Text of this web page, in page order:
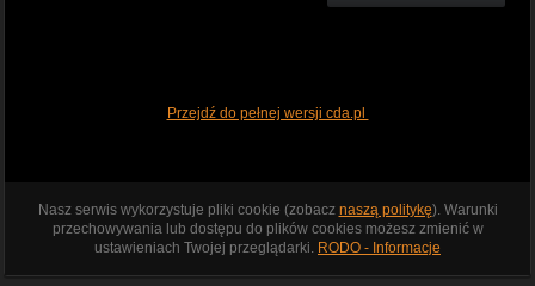
Przejdź do pełnej wersji cda.pl
Nasz serwis wykorzystuje pliki cookie (zobacz naszą politykę). Warunki
przechowywania lub dostępu do plików cookies możesz zmienić w
ustawieniach Twojej przeglądarki. RODO - Informacje